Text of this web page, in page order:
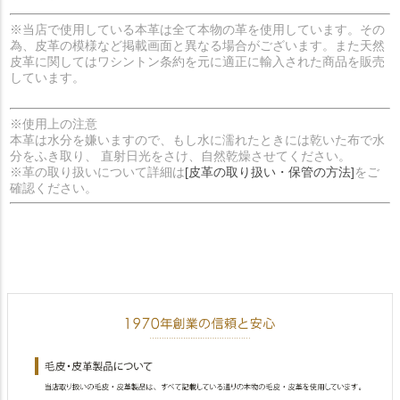
※当店で使用している本革は全て本物の革を使用しています。その
為、皮革の模様など掲載画面と異なる場合がございます。また天然
皮革に関してはワシントン条約を元に適正に輸入された商品を販売
しています。
※使用上の注意
本革は水分を嫌いますので、もし水に濡れたときには乾いた布で水
分をふき取り、 直射日光をさけ、自然乾燥させてください。
※革の取り扱いについて詳細は[皮革の取り扱い・保管の方法]をご
確認ください。